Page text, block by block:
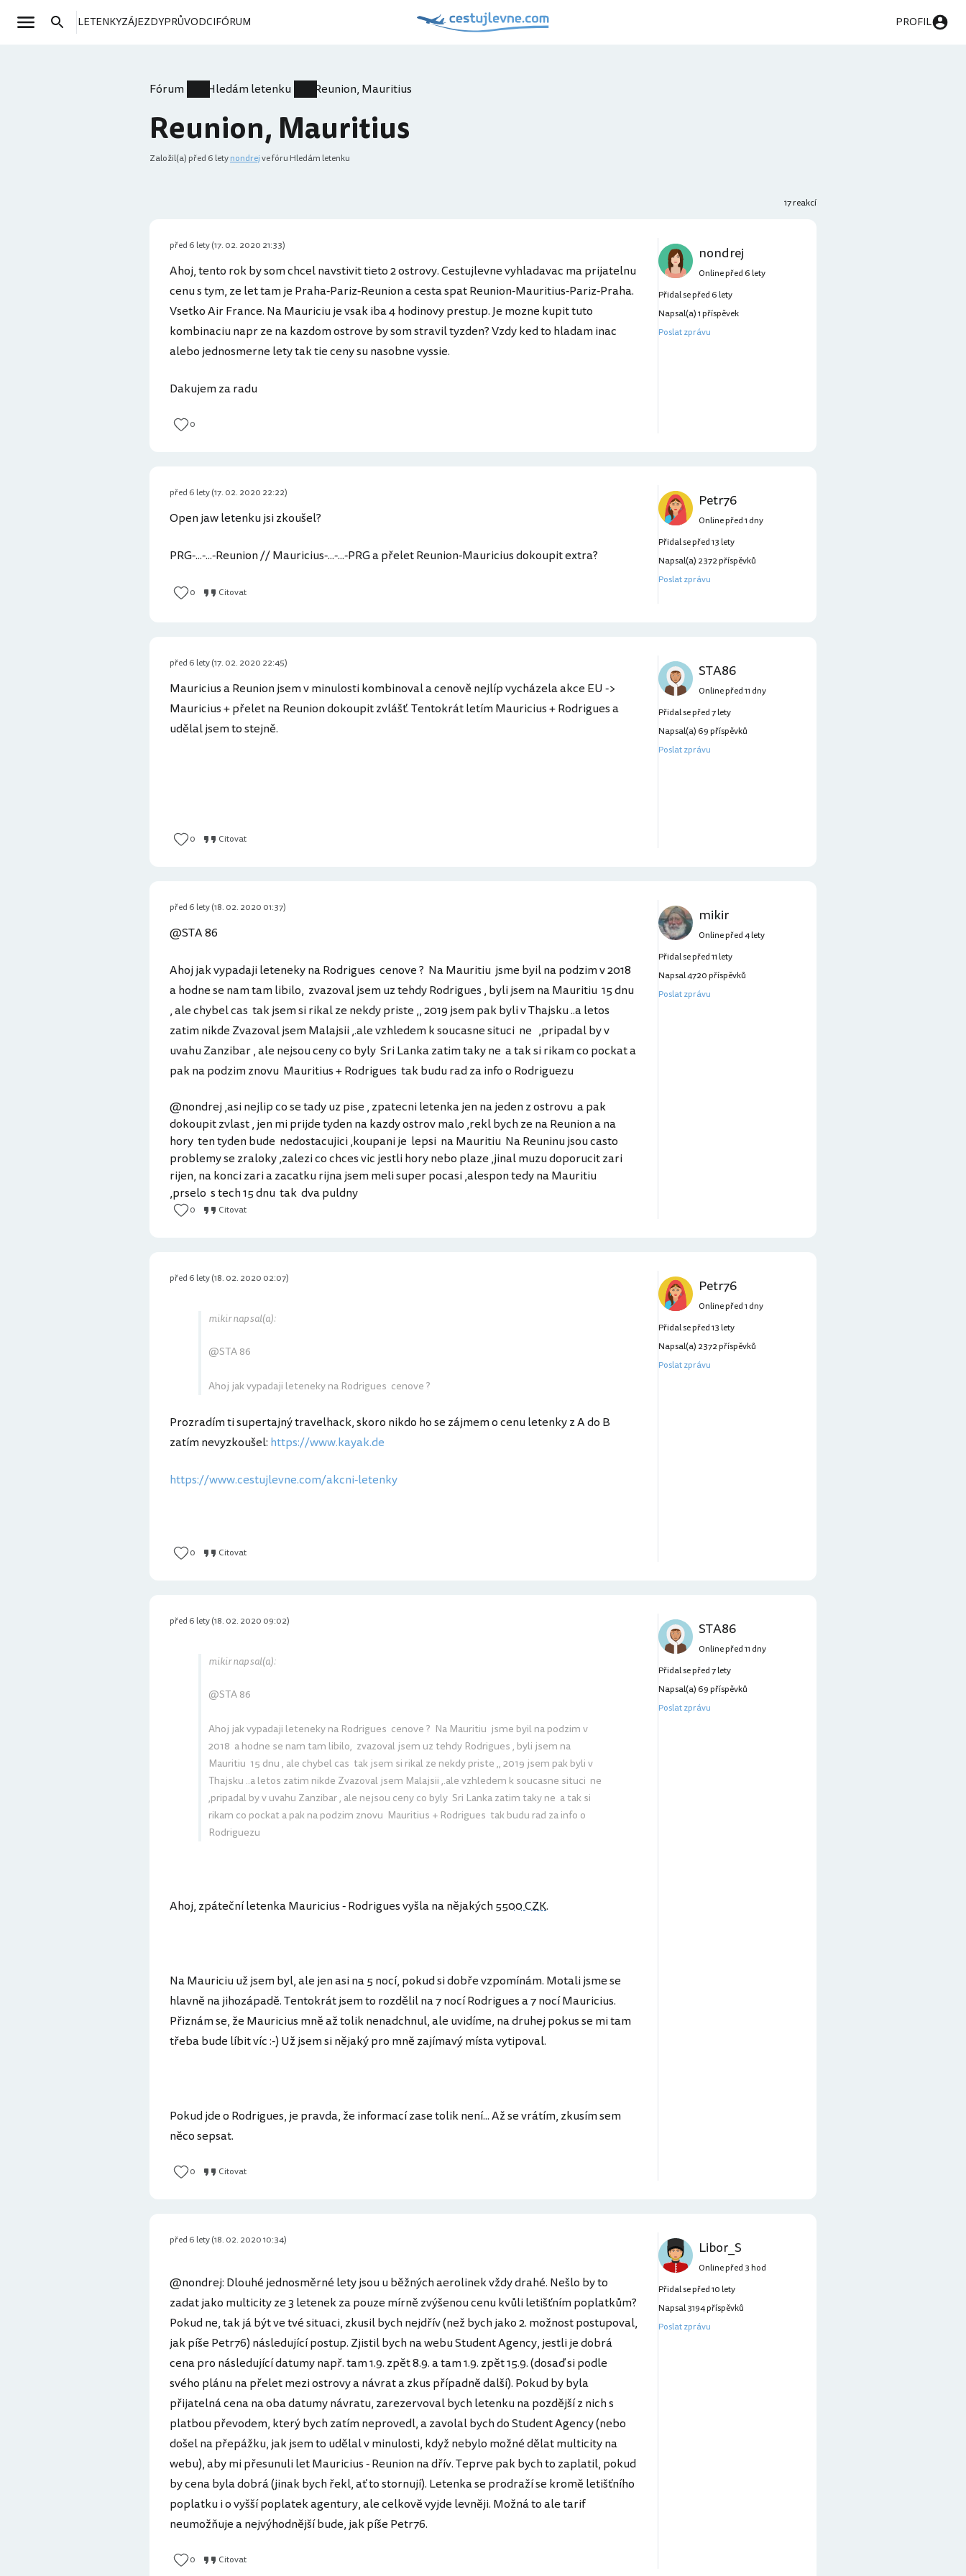
LETENKYZÁJEZDYPRŮVODCIFÓRUM PROFIL
Fórum Hledám letenku Reunion, Mauritius
Reunion, Mauritius
Založil(a) před 6 letynondrejve fóru Hledám letenku
17 reakcí
Ahoj, tento rok by som chcel navstivit tieto 2 ostrovy. Cestujlevne vyhladavac ma prijatelnu
cenu s tym, ze let tam je Praha-Pariz-Reunion a cesta spat Reunion-Mauritius-Pariz-Praha.
Vsetko Air France. Na Mauriciu je vsak iba 4 hodinovy prestup. Je mozne kupit tuto
kombinaciu napr ze na kazdom ostrove by som stravil tyzden? Vzdy ked to hladam inac
alebo jednosmerne lety tak tie ceny su nasobne vyssie.
Dakujem za radu
0
nondrej
před 6 lety (17. 02. 2020 21:33)
Online před 6 lety
Přidal se před 6 lety
Napsal(a) 1 příspěvek
Poslat zprávu
Open jaw letenku jsi zkoušel?
PRG-...-...-Reunion // Mauricius-...-...-PRG a přelet Reunion-Mauricius dokoupit extra?
0 Citovat
Petr76
před 6 lety (17. 02. 2020 22:22)
Online před 1 dny
Přidal se před 13 lety
Napsal(a) 2372 příspěvků
Poslat zprávu
Mauricius a Reunion jsem v minulosti kombinoval a cenově nejlíp vycházela akce EU ->
Mauricius + přelet na Reunion dokoupit zvlášť. Tentokrát letím Mauricius + Rodrigues a
udělal jsem to stejně.
0 Citovat
STA86
před 6 lety (17. 02. 2020 22:45)
Online před 11 dny
Přidal se před 7 lety
Napsal(a) 69 příspěvků
Poslat zprávu
@STA 86
Ahoj jak vypadaji leteneky na Rodrigues cenove ? Na Mauritiu jsme byil na podzim v 2018
a hodne se nam tam libilo, zvazoval jsem uz tehdy Rodrigues , byli jsem na Mauritiu 15 dnu
, ale chybel cas tak jsem si rikal ze nekdy priste ,, 2019 jsem pak byli v Thajsku ..a letos
zatim nikde Zvazoval jsem Malajsii ,.ale vzhledem k soucasne situci ne ,pripadal by v
uvahu Zanzibar , ale nejsou ceny co byly Sri Lanka zatim taky ne a tak si rikam co pockat a
pak na podzim znovu Mauritius + Rodrigues tak budu rad za info o Rodriguezu
@nondrej ,asi nejlip co se tady uz pise , zpatecni letenka jen na jeden z ostrovu a pak
dokoupit zvlast , jen mi prijde tyden na kazdy ostrov malo ,rekl bych ze na Reunion a na
hory ten tyden bude nedostacujici ,koupani je lepsi na Mauritiu Na Reuninu jsou casto
problemy se zraloky ,zalezi co chces vic jestli hory nebo plaze ,jinal muzu doporucit zari
rijen, na konci zari a zacatku rijna jsem meli super pocasi ,alespon tedy na Mauritiu
,prselo s tech 15 dnu tak dva puldny
0 Citovat
mikir
před 6 lety (18. 02. 2020 01:37)
Online před 4 lety
Přidal se před 11 lety
Napsal 4720 příspěvků
Poslat zprávu
mikir napsal(a):
@STA 86
Ahoj jak vypadaji leteneky na Rodrigues cenove ?
Prozradím ti supertajný travelhack, skoro nikdo ho se zájmem o cenu letenky z A do B
zatím nevyzkoušel: https://www.kayak.de
https://www.cestujlevne.com/akcni-letenky
0 Citovat
Petr76
před 6 lety (18. 02. 2020 02:07)
Online před 1 dny
Přidal se před 13 lety
Napsal(a) 2372 příspěvků
Poslat zprávu
mikir napsal(a):
@STA 86
Ahoj jak vypadaji leteneky na Rodrigues cenove ? Na Mauritiu jsme byil na podzim v
2018 a hodne se nam tam libilo, zvazoval jsem uz tehdy Rodrigues , byli jsem na
Mauritiu 15 dnu , ale chybel cas tak jsem si rikal ze nekdy priste ,, 2019 jsem pak byli v
Thajsku ..a letos zatim nikde Zvazoval jsem Malajsii ,.ale vzhledem k soucasne situci ne
,pripadal by v uvahu Zanzibar , ale nejsou ceny co byly Sri Lanka zatim taky ne a tak si
rikam co pockat a pak na podzim znovu Mauritius + Rodrigues tak budu rad za info o
Rodriguezu
Ahoj, zpáteční letenka Mauricius - Rodrigues vyšla na nějakých5500 CZK.
Na Mauriciu už jsem byl, ale jen asi na 5 nocí, pokud si dobře vzpomínám. Motali jsme se
hlavně na jihozápadě. Tentokrát jsem to rozdělil na 7 nocí Rodrigues a 7 nocí Mauricius.
Přiznám se, že Mauricius mně až tolik nenadchnul, ale uvidíme, na druhej pokus se mi tam
třeba bude líbit víc :-) Už jsem si nějaký pro mně zajímavý místa vytipoval.
Pokud jde o Rodrigues, je pravda, že informací zase tolik není... Až se vrátím, zkusím sem
něco sepsat.
0 Citovat
STA86
před 6 lety (18. 02. 2020 09:02)
Online před 11 dny
Přidal se před 7 lety
Napsal(a) 69 příspěvků
Poslat zprávu
@nondrej: Dlouhé jednosměrné lety jsou u běžných aerolinek vždy drahé. Nešlo by to
zadat jako multicity ze 3 letenek za pouze mírně zvýšenou cenu kvůli letišťním poplatkům?
Pokud ne, tak já být ve tvé situaci, zkusil bych nejdřív (než bych jako 2. možnost postupoval,
jak píše Petr76) následující postup. Zjistil bych na webu Student Agency, jestli je dobrá
cena pro následující datumy např. tam 1.9. zpět 8.9. a tam 1.9. zpět 15.9. (dosaď si podle
svého plánu na přelet mezi ostrovy a návrat a zkus případně další). Pokud by byla
přijatelná cena na oba datumy návratu, zarezervoval bych letenku na pozdější z nich s
platbou převodem, který bych zatím neprovedl, a zavolal bych do Student Agency (nebo
došel na přepážku, jak jsem to udělal v minulosti, když nebylo možné dělat multicity na
webu), aby mi přesunuli let Mauricius - Reunion na dřív. Teprve pak bych to zaplatil, pokud
by cena byla dobrá (jinak bych řekl, ať to stornují). Letenka se prodraží se kromě letišťního
poplatku i o vyšší poplatek agentury, ale celkově vyjde levněji. Možná to ale tarif
neumožňuje a nejvýhodnější bude, jak píše Petr76.
0 Citovat
Libor_S
před 6 lety (18. 02. 2020 10:34)
Online před 3 hod
Přidal se před 10 lety
Napsal 3194 příspěvků
Poslat zprávu